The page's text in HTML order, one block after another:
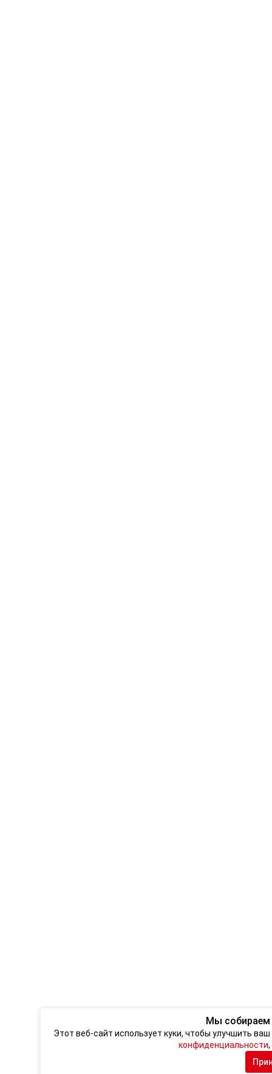
Мы
Этот веб-сайт использует куки, чтобы улучшить
конфиденциальности